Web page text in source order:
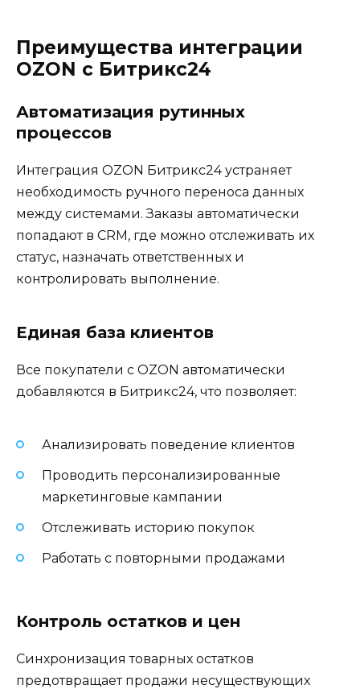
Преимущества интеграции
OZON с Битрикс24
Автоматизация рутинных
процессов
Интеграция OZON Битрикс24 устраняет
необходимость ручного переноса данных
между системами. Заказы автоматически
попадают в CRM, где можно отслеживать их
статус, назначать ответственных и
контролировать выполнение.
Единая база клиентов
Все покупатели с OZON автоматически
добавляются в Битрикс24, что позволяет:
Анализировать поведение клиентов
Проводить персонализированные
маркетинговые кампании
Отслеживать историю покупок
Работать с повторными продажами
Контроль остатков и цен
Синхронизация товарных остатков
предотвращает продажи несуществующих